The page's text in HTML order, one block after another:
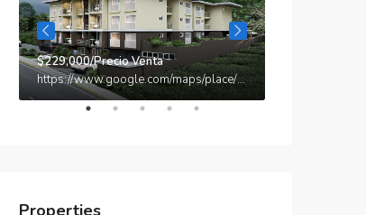
$229,000/Precio Venta
https://www.google.com/maps/place/900'20.0N+7933'51.8W/@9.0055571,-79.5669749,17z/data=!3m1!4b1!4m4!3m3!8m2!3d9.0055571!4d-79.5644?hl=es&entry=ttu
Properties